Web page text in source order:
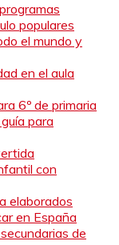
populares
el mundo y
en el aula
6º de primaria
para
con
elaborados
en España
de